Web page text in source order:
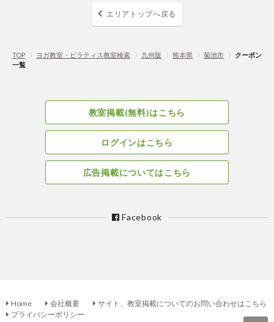
エリアトップへ戻る
TOP 〉 ヨガ教室・ピラティス教室検索 〉 九州版 〉 熊本県 〉 菊池市 〉 クーポン
一覧
教室掲載(無料)はこちら
ログインはこちら
広告掲載についてはこちら
Facebook
Home 会社概要
サイト、教室掲載についてのお問い合わせはこちら
プライバシーポリシー